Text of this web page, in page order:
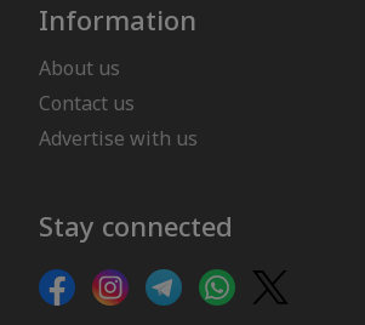
Information
About us
Contact us
Advertise with us
Stay connected